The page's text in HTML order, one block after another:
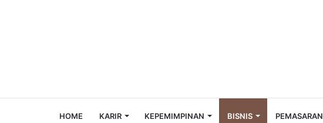
HOME KARIR KEPEMIMPINAN BISNIS PEMASARAN